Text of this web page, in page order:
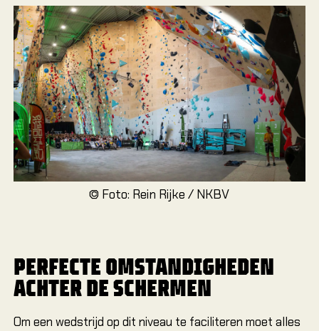
Over
© Foto: Rein Rijke / NKBV
PERFECTE OMSTANDIGHEDEN
ACHTER DE SCHERMEN
Om een wedstrijd op dit niveau te faciliteren moet alles